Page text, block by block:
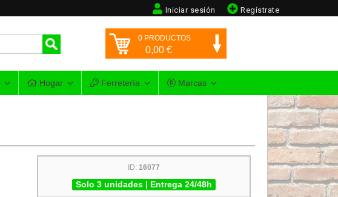
Regístrate
Iniciar sesión
0 PRODUCTOS
0,00 €
Hogar Ferretería Marcas
ID: 16077
Solo 3 unidades | Entrega 24/48h